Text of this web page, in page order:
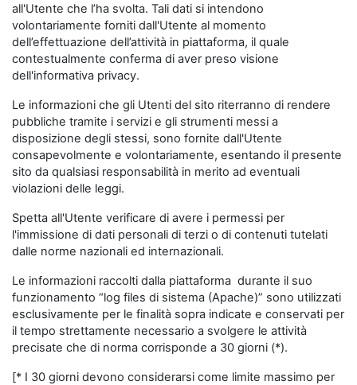
all'Utente che l’ha svolta. Tali dati si intendono
volontariamente forniti dall'Utente al momento
dell’effettuazione dell’attività in piattaforma, il quale
contestualmente conferma di aver preso visione
dell'informativa privacy.
Le informazioni che gli Utenti del sito riterranno di rendere
pubbliche tramite i servizi e gli strumenti messi a
disposizione degli stessi, sono fornite dall'Utente
consapevolmente e volontariamente, esentando il presente
sito da qualsiasi responsabilità in merito ad eventuali
violazioni delle leggi.
Spetta all'Utente verificare di avere i permessi per
l'immissione di dati personali di terzi o di contenuti tutelati
dalle norme nazionali ed internazionali.
Le informazioni raccolti dalla piattaforma durante il suo
funzionamento “log files di sistema (Apache)” sono utilizzati
esclusivamente per le finalità sopra indicate e conservati per
il tempo strettamente necessario a svolgere le attività
precisate che di norma corrisponde a 30 giorni (*).
[* I 30 giorni devono considerarsi come limite massimo per